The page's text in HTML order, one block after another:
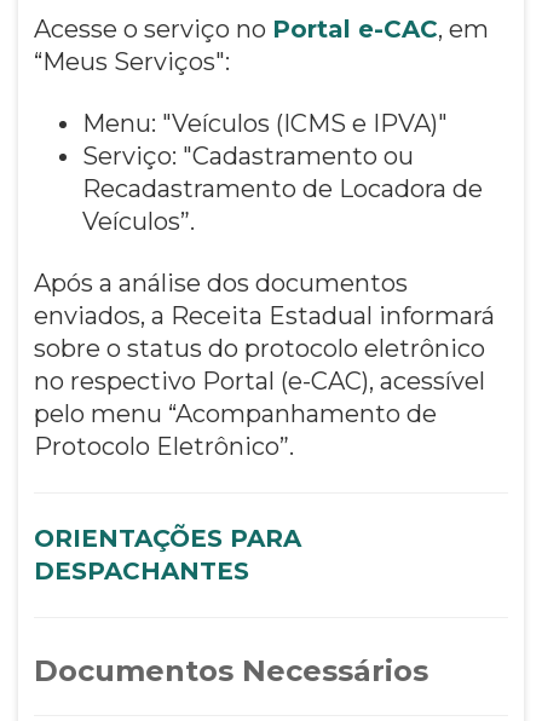
Acesse o serviço no Portal e-CAC, em
“Meus Serviços":
Menu: "Veículos (ICMS e IPVA)"
Serviço: "Cadastramento ou
Recadastramento de Locadora de
Veículos”.
Após a análise dos documentos
enviados, a Receita Estadual informará
sobre o status do protocolo eletrônico
no respectivo Portal (e-CAC), acessível
pelo menu “Acompanhamento de
Protocolo Eletrônico”.
ORIENTAÇÕES PARA
DESPACHANTES
Documentos Necessários